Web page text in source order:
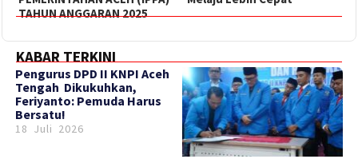
TAHUN ANGGARAN 2025
KABAR TERKINI
‎Pengurus DPD II KNPI Aceh
Tengah Dikukuhkan,
Feriyanto: Pemuda Harus
Bersatu!
18 Juli 2026